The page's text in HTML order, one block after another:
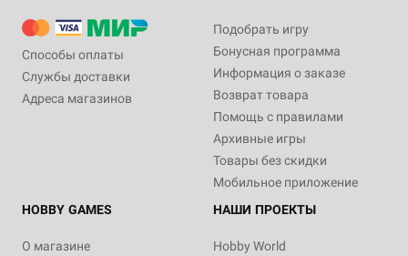
Способы оплаты
Службы доставки
Адреса магазинов
Подобрать игру
Бонусная программа
Информация о заказе
Возврат товара
Помощь с правилами
Архивные игры
Товары без скидки
Мобильное приложение
HOBBY GAMES
О магазине
НАШИ ПРОЕКТЫ
Hobby World